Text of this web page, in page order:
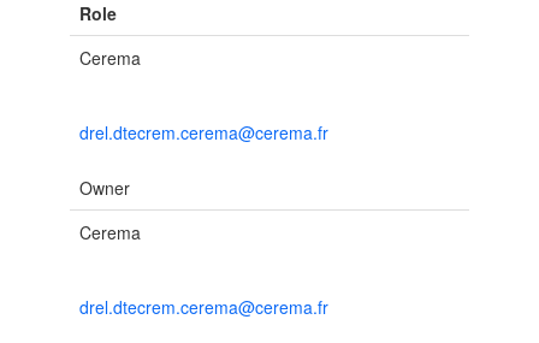
Role
Cerema
drel.dtecrem.cerema@cerema.fr
Owner
Cerema
drel.dtecrem.cerema@cerema.fr